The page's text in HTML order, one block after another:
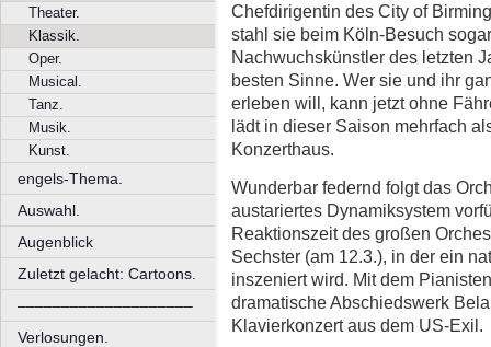
Theater.
Klassik.
Oper.
Musical.
Tanz.
Musik.
Kunst.
engels-Thema.
Auswahl.
Augenblick
Zuletzt gelacht: Cartoons.
––––––––––––––––––––
Verlosungen.
Chefdirigentin des City of
stahl sie beim Köln-Besuch
Nachwuchskünstler des letzten
besten Sinne. Wer sie und ihr
erleben will, kann jetzt ohne
lädt in dieser Saison mehrfach
Konzerthaus.
Wunderbar federnd folgt das
austariertes Dynamiksystem
Reaktionszeit des großen
Sechster (am 12.3.), in der ein
inszeniert wird. Mit dem
dramatische Abschiedswerk
Klavierkonzert aus dem US-Exil.